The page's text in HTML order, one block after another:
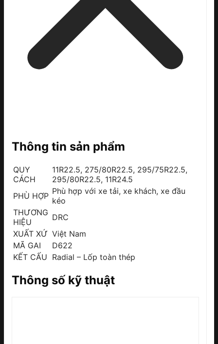
Thông tin sản phẩm
QUY
CÁCH
11R22.5, 275/80R22.5, 295/75R22.5,
295/80R22.5, 11R24.5
PHÙ HỢP Phù hợp với xe tải, xe khách, xe đầu
kéo
THƯƠNG
HIỆU
DRC
XUẤT XỨ Việt Nam
MÃ GAI
D622
KẾT CẤU Radial – Lốp toàn thép
Thông số kỹ thuật